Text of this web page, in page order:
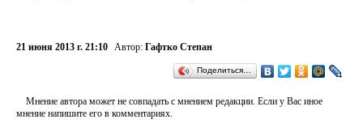
21 июня 2013 г. 21:10 Автор: Гафтко Степан
Поделиться…
Мнение автора может не совпадать с мнением редакции. Если у Вас иное
мнение напишите его в комментариях.